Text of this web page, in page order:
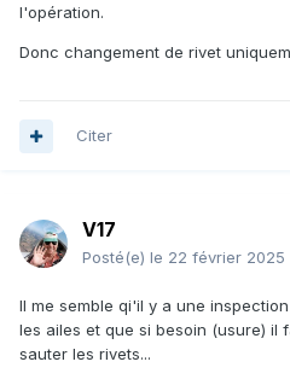
l'opération.
Donc changement de rivet
Citer
V17
Posté(e) le 22 février 2025
Il me semble qi'il y a une
les ailes et que si besoin (usure) il
sauter les rivets...